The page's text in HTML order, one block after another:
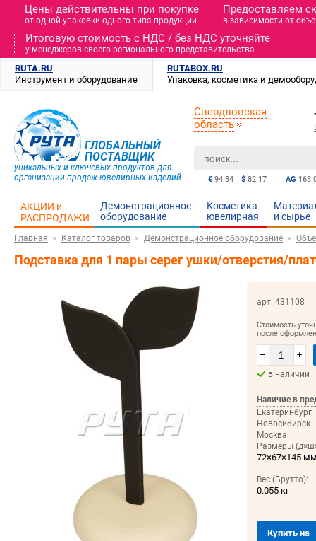
Цены действительны при покупке
от одной упаковки одного типа продукции
Предоставляем
в зависимости от
Итоговую стоимость c НДС / без НДС уточняйте
у менеджеров своего регионального представительства
RUTA.RU
Инструмент и оборудование
RUTABOX.RU
Упаковка, косметика и
ГЛОБАЛЬНЫЙ
ПОСТАВЩИК
уникальных и ключевых продуктов для
организации продаж ювелирных изделий
AG
€ 94.84 $ 82.17
Свердловская
область
АКЦИИ и
РАСПРОДАЖИ
Демонстрационное
оборудование
Косметика
ювелирная
и cырье
Главная Каталог товаров Демонстрационное оборудование
Подставка для 1 пары серег ушки/отверстия/
арт. 431108
Стоимость
после
– +
в наличии
Наличие в
Екатеринбург
Новосибирск
Москва
Размеры
72×67×145
Вес (Брутто):
0.055 кг
Купить на